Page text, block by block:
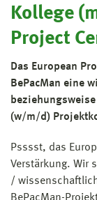
Kollege
Project
Das European
BePacMan eine
(w/m/d)
Psssst, das
Verstärkung. Wir
/
BePacMan-